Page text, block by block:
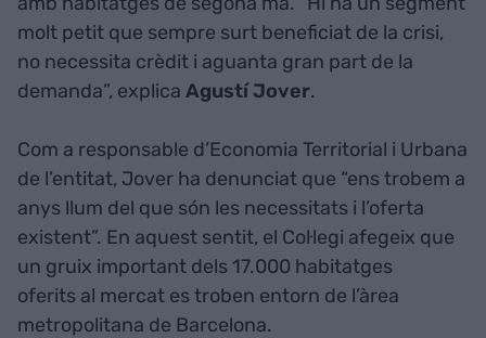
molt petit que sempre surt beneficiat de la crisi,
no necessita crèdit i aguanta gran part de la
demanda”, explica Agustí Jover.
Com a responsable d’Economia Territorial i Urbana
de l’entitat, Jover ha denunciat que “ens trobem a
anys llum del que són les necessitats i l’oferta
existent”. En aquest sentit, el Col·legi afegeix que
un gruix important dels 17.000 habitatges
oferits al mercat es troben entorn de l’àrea
metropolitana de Barcelona.